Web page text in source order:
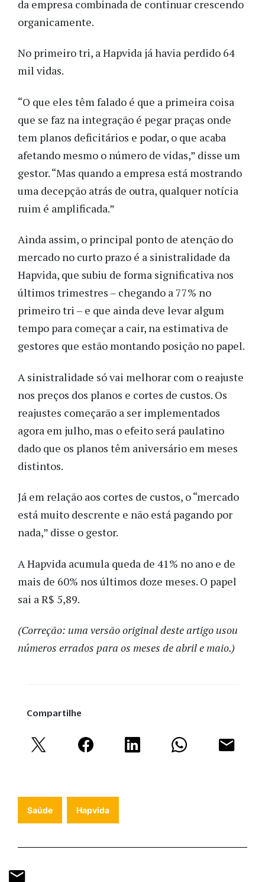
da empresa combinada de continuar crescendo
organicamente.
No primeiro tri, a Hapvida já havia perdido 64
mil vidas.
“O que eles têm falado é que a primeira coisa
que se faz na integração é pegar praças onde
tem planos deficitários e podar, o que acaba
afetando mesmo o número de vidas,” disse um
gestor. “Mas quando a empresa está mostrando
uma decepção atrás de outra, qualquer notícia
ruim é amplificada.”
Ainda assim, o principal ponto de atenção do
mercado no curto prazo é a sinistralidade da
Hapvida, que subiu de forma significativa nos
últimos trimestres – chegando a 77% no
primeiro tri – e que ainda deve levar algum
tempo para começar a cair, na estimativa de
gestores que estão montando posição no papel.
A sinistralidade só vai melhorar com o reajuste
nos preços dos planos e cortes de custos. Os
reajustes começarão a ser implementados
agora em julho, mas o efeito será paulatino
dado que os planos têm aniversário em meses
distintos.
Já em relação aos cortes de custos, o “mercado
está muito descrente e não está pagando por
nada,” disse o gestor.
A Hapvida acumula queda de 41% no ano e de
mais de 60% nos últimos doze meses. O papel
sai a R$ 5,89.
(Correção: uma versão original deste artigo usou
números errados para os meses de abril e maio.)
Compartilhe
Saúde Hapvida